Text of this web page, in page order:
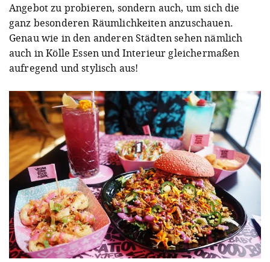
Angebot zu probieren, sondern auch, um sich die
ganz besonderen Räumlichkeiten anzuschauen.
Genau wie in den anderen Städten sehen nämlich
auch in Kölle Essen und Interieur gleichermaßen
aufregend und stylisch aus!